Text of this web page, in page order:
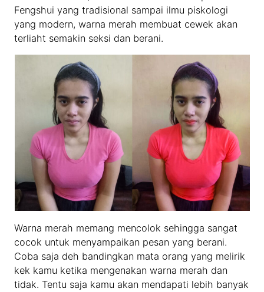
Fengshui yang tradisional sampai ilmu piskologi
yang modern, warna merah membuat cewek akan
terliaht semakin seksi dan berani.
Warna merah memang mencolok sehingga sangat
cocok untuk menyampaikan pesan yang berani.
Coba saja deh bandingkan mata orang yang melirik
kek kamu ketika mengenakan warna merah dan
tidak. Tentu saja kamu akan mendapati lebih banyak